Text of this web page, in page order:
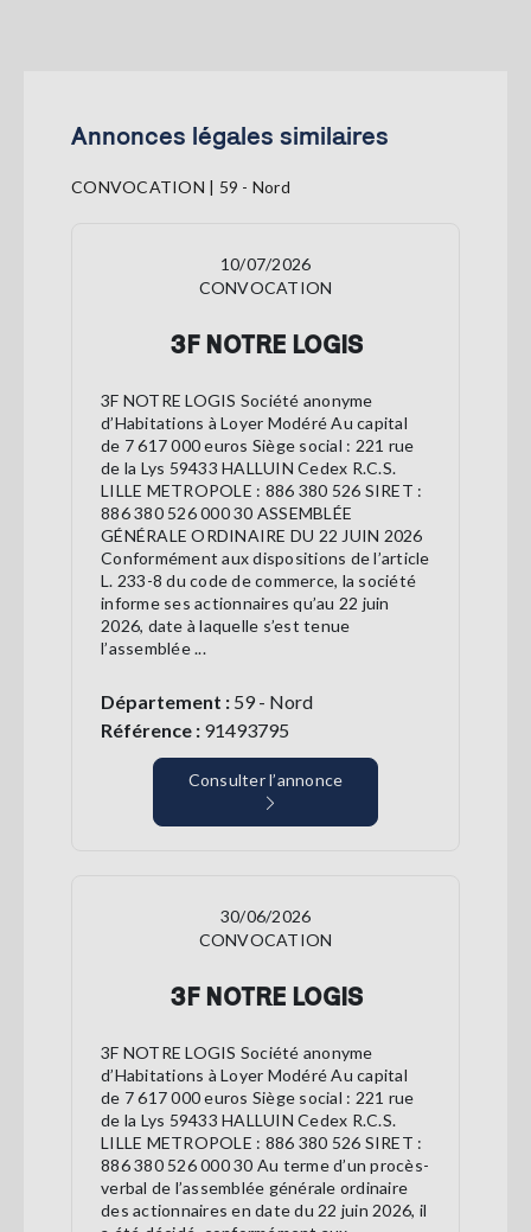
Annonces légales similaires
CONVOCATION | 59 - Nord
10/07/2026
CONVOCATION
3F NOTRE LOGIS
3F NOTRE LOGIS Société anonyme
d’Habitations à Loyer Modéré Au capital
de 7 617 000 euros Siège social : 221 rue
de la Lys 59433 HALLUIN Cedex R.C.S.
LILLE METROPOLE : 886 380 526 SIRET :
886 380 526 000 30 ASSEMBLÉE
GÉNÉRALE ORDINAIRE DU 22 JUIN 2026
Conformément aux dispositions de l’article
L. 233-8 du code de commerce, la société
informe ses actionnaires qu’au 22 juin
2026, date à laquelle s’est tenue
l’assemblée ...
Département : 59 - Nord
Référence : 91493795
Consulter l’annonce
30/06/2026
CONVOCATION
3F NOTRE LOGIS
3F NOTRE LOGIS Société anonyme
d’Habitations à Loyer Modéré Au capital
de 7 617 000 euros Siège social : 221 rue
de la Lys 59433 HALLUIN Cedex R.C.S.
LILLE METROPOLE : 886 380 526 SIRET :
886 380 526 000 30 Au terme d’un procès-
verbal de l’assemblée générale ordinaire
des actionnaires en date du 22 juin 2026, il